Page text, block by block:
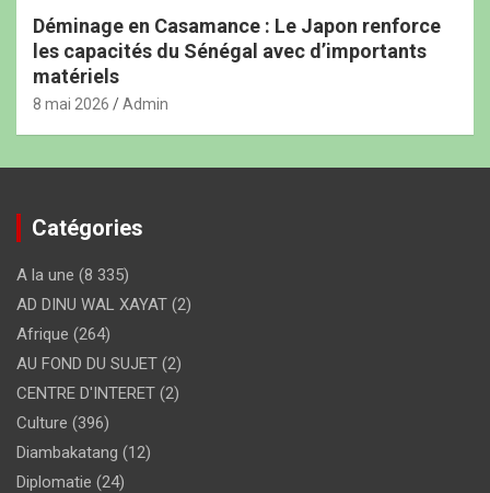
Déminage en Casamance : Le Japon renforce
les capacités du Sénégal avec d’importants
matériels
8 mai 2026 Admin
Catégories
A la une (8 335)
AD DINU WAL XAYAT (2)
Afrique (264)
AU FOND DU SUJET (2)
CENTRE D'INTERET (2)
Culture (396)
Diambakatang (12)
Diplomatie (24)